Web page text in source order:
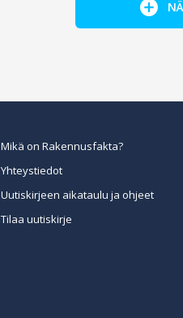
Mikä on Rakennusfakta?
Yhteystiedot
Uutiskirjeen aikataulu ja ohjeet
Tilaa uutiskirje